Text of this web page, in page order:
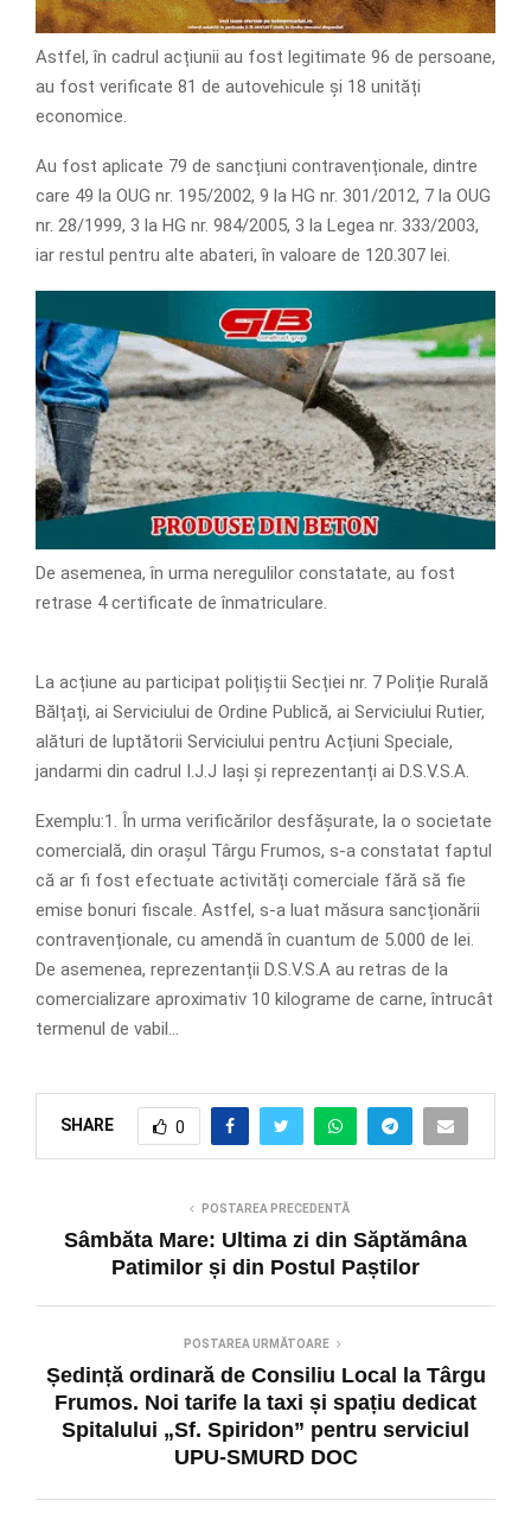
Astfel, în cadrul acțiunii au fost legitimate 96 de persoane,
au fost verificate 81 de autovehicule și 18 unități
economice.
Au fost aplicate 79 de sancțiuni contravenționale, dintre
care 49 la OUG nr. 195/2002, 9 la HG nr. 301/2012, 7 la OUG
nr. 28/1999, 3 la HG nr. 984/2005, 3 la Legea nr. 333/2003,
iar restul pentru alte abateri, în valoare de 120.307 lei.
De asemenea, în urma neregulilor constatate, au fost
retrase 4 certificate de înmatriculare.
La acțiune au participat polițiștii Secției nr. 7 Poliție Rurală
Bălțați, ai Serviciului de Ordine Publică, ai Serviciului Rutier,
alături de luptătorii Serviciului pentru Acțiuni Speciale,
jandarmi din cadrul I.J.J Iași și reprezentanți ai D.S.V.S.A.
Exemplu:1. În urma verificărilor desfășurate, la o societate
comercială, din orașul Târgu Frumos, s-a constatat faptul
că ar fi fost efectuate activități comerciale fără să fie
emise bonuri fiscale. Astfel, s-a luat măsura sancționării
contravenționale, cu amendă în cuantum de 5.000 de lei.
De asemenea, reprezentanții D.S.V.S.A au retras de la
comercializare aproximativ 10 kilograme de carne, întrucât
termenul de vabil…
SHARE 0
POSTAREA PRECEDENTĂ
Sâmbăta Mare: Ultima zi din Săptămâna
Patimilor și din Postul Paștilor
POSTAREA URMĂTOARE
Ședință ordinară de Consiliu Local la Târgu
Frumos. Noi tarife la taxi și spațiu dedicat
Spitalului „Sf. Spiridon” pentru serviciul
UPU-SMURD DOC